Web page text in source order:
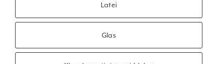
Latei
Glas